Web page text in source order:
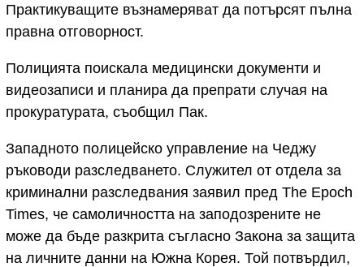
Практикуващите възнамеряват да потърсят пълна
правна отговорност.
Полицията поискала медицински документи и
видеозаписи и планира да препрати случая на
прокуратурата, съобщил Пак.
Западното полицейско управление на Чеджу
ръководи разследването. Служител от отдела за
криминални разследвания заявил пред The Epoch
Times, че самоличността на заподозрените не
може да бъде разкрита съгласно Закона за защита
на личните данни на Южна Корея. Той потвърдил,